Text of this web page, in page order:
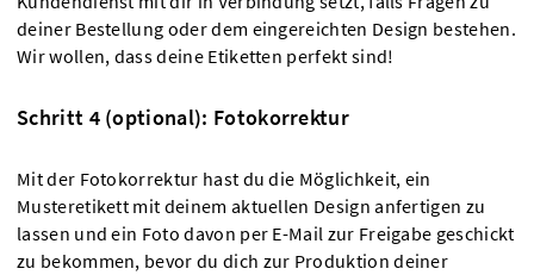
deiner Bestellung oder dem eingereichten Design bestehen.
Wir wollen, dass deine Etiketten perfekt sind!
Schritt 4 (optional): Fotokorrektur
Mit der Fotokorrektur hast du die Möglichkeit, ein
Musteretikett mit deinem aktuellen Design anfertigen zu
lassen und ein Foto davon per E-Mail zur Freigabe geschickt
zu bekommen, bevor du dich zur Produktion deiner